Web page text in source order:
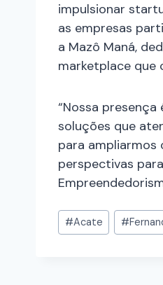
impulsionar
as empresas
a Mazô Maná,
marketplace que
“Nossa
soluções que
para ampliarmos
perspectivas
#Acate #